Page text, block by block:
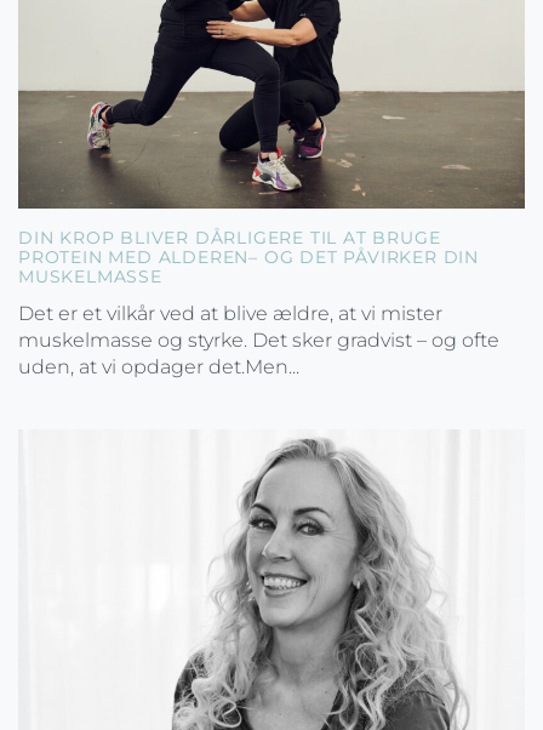
DIN KROP BLIVER DÅRLIGERE TIL AT BRUGE
PROTEIN MED ALDEREN– OG DET PÅVIRKER DIN
MUSKELMASSE
Det er et vilkår ved at blive ældre, at vi mister
muskelmasse og styrke. Det sker gradvist – og ofte
uden, at vi opdager det.Men...